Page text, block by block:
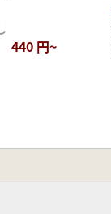
440 円~